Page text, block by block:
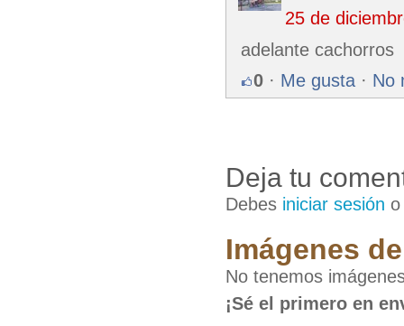
25 de
adelante cachorros
0 · Me gusta · No
Deja tu
Debes iniciar sesión
Imágenes
No tenemos
¡Sé el primero en